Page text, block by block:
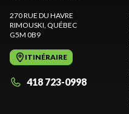
270 RUE DU HAVRE
RIMOUSKI , QUÉBEC
G5M 0B9
ITINÉRAIRE
418 723-0998